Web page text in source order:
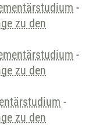
-
zu den
-
zu den
-
zu den